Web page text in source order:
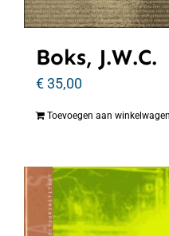
Boks, J.W.C.
€35,00
Toevoegen aan winkelwagen